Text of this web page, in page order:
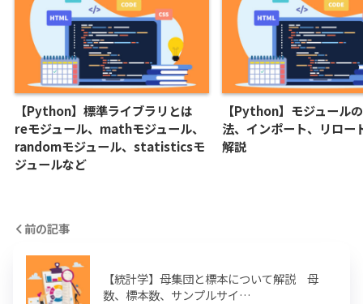
【Python】標準ライブラリとは
reモジュール、mathモジュール、
randomモジュール、statisticsモ
ジュールなど
【Python】モジュール
法、インポート、リロー
解説
前の記事
【統計学】母集団と標本について解説 母
数、標本数、サンプルサイ…